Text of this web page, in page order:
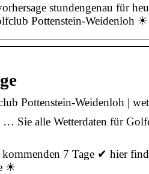
stundengenau für
Pottenstein-Weidenloh ☀
Pottenstein-Weidenloh |
Sie alle Wetterdaten für
7 Tage ✔ hier
☀